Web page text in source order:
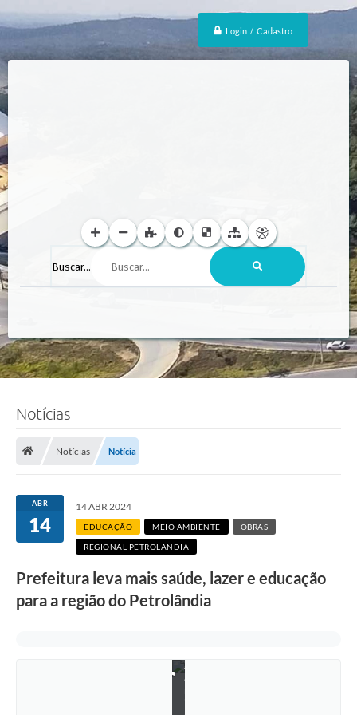
Login / Cadastro
Buscar...
Notícias
Notícias Notícia
ABR
14
14 ABR 2024
EDUCAÇÃO MEIO AMBIENTE OBRAS
REGIONAL PETROLANDIA
Prefeitura leva mais saúde, lazer e educação
para a região do Petrolândia
F
a